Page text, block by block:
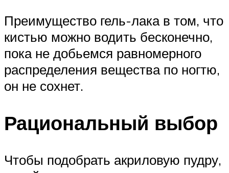
Преимущество гель-лака в том, что
кистью можно водить бесконечно,
пока не добьемся равномерного
распределения вещества по ногтю,
он не сохнет.
Рациональный выбор
Чтобы подобрать акриловую пудру,